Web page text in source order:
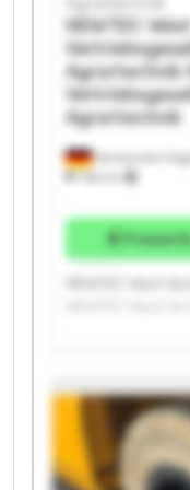
Heinbockel-
766 km
NEWTEC West
Agrartechnik
Agrartechnik
NEWTEC West
NEWTEC West
NEWTEC West
NEWTEC West
NEWTEC West
NEWTEC West
NEWTEC West